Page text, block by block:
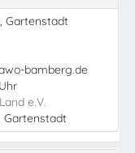
Gartenstadt
bamberg.de
e.V.
Gartenstadt